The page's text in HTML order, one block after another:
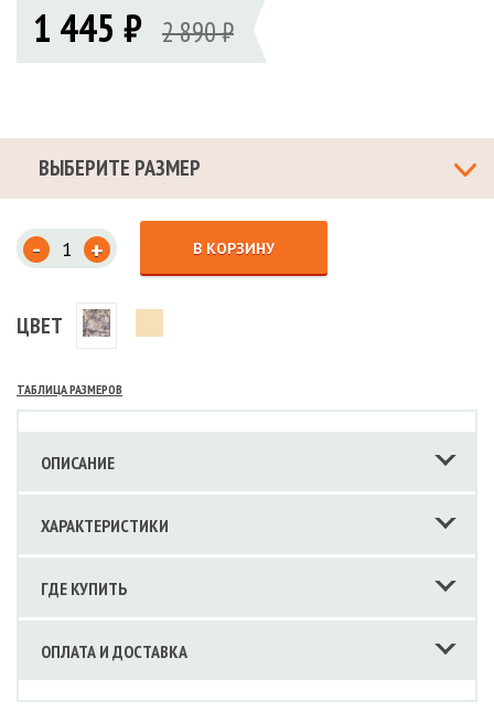
1 445 ₽ 2 890 ₽
ВЫБЕРИТЕ РАЗМЕР
- + В КОРЗИНУ
ЦВЕТ
ТАБЛИЦА РАЗМЕРОВ
ОПИСАНИЕ
ХАРАКТЕРИСТИКИ
ГДЕ КУПИТЬ
ОПЛАТА И ДОСТАВКА